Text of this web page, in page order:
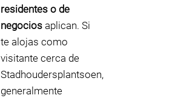
residentes o de
negocios aplican. Si
te alojas como
visitante cerca de
Stadhoudersplantsoen,
generalmente